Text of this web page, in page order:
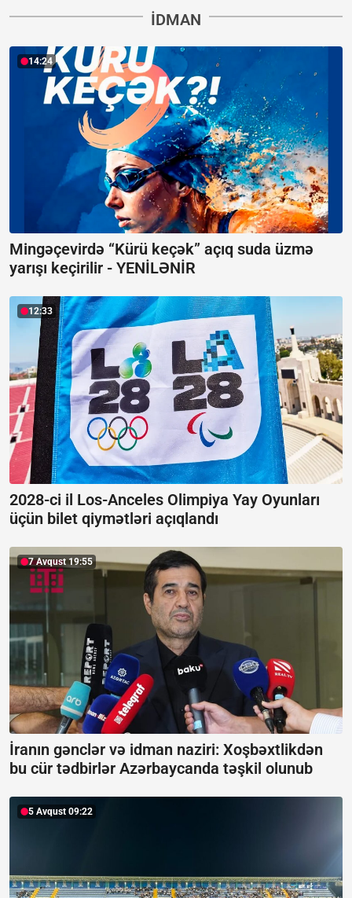
İDMAN
14:24
Mingəçevirdə “Kürü keçək” açıq suda üzmə
yarışı keçirilir - YENİLƏNİR
12:33
2028-ci il Los-Anceles Olimpiya Yay Oyunları
üçün bilet qiymətləri açıqlandı
7 Avqust 19:55
İranın gənclər və idman naziri: Xoşbəxtlikdən
bu cür tədbirlər Azərbaycanda təşkil olunub
5 Avqust 09:22